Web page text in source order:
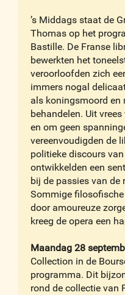
’s Middags staat de
Thomas op het
Bastille. De Franse
bewerkten het
veroorloofden zich
immers nogal
als koningsmoord en
behandelen. Uit
en om geen
vereenvoudigden de
politieke discours
ontwikkelden een
bij de passies van de
Sommige
door amoureuze
kreeg de opera een
Maandag 28
Collection in de
programma. Dit
rond de collectie van